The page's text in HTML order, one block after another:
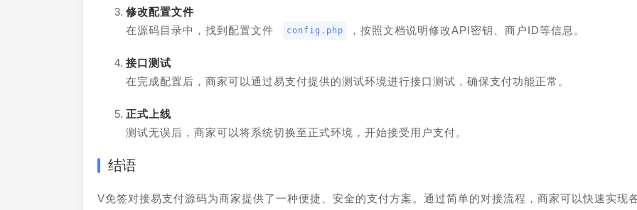
修改配置文件
在源码目录中，找到配置文件
config.php ，按照文档说明修改API密钥、商户ID等信息。
接口测试
在完成配置后，商家可以通过易支付提供的测试环境进行接口测试，确保支付功能正常。
正式上线
测试无误后，商家可以将系统切换至正式环境，开始接受用户支付。
结语
V免签对接易支付源码为商家提供了一种便捷、安全的支付方案。通过简单的对接流程，商家可以快速实现